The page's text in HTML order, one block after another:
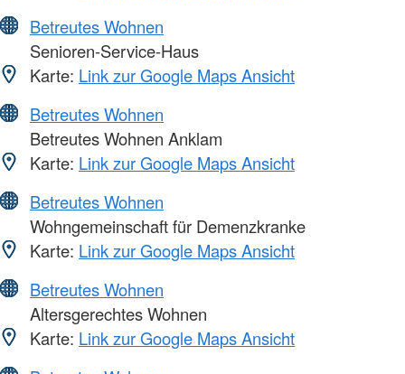
Betreutes Wohnen
Senioren-Service-Haus
Karte: Link zur Google Maps Ansicht
Betreutes Wohnen
Betreutes Wohnen Anklam
Karte: Link zur Google Maps Ansicht
Betreutes Wohnen
Wohngemeinschaft für Demenzkranke
Karte: Link zur Google Maps Ansicht
Betreutes Wohnen
Altersgerechtes Wohnen
Karte: Link zur Google Maps Ansicht